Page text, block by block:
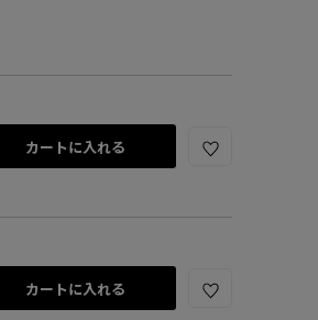
カートに入れる
カートに入れる